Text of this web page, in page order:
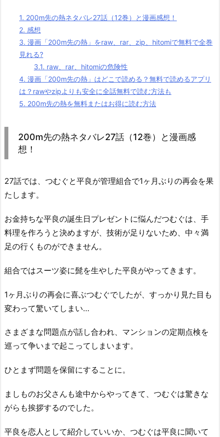
1. 200m先の熱ネタバレ27話（12巻）と漫画感想！
2. 感想
3. 漫画「200m先の熱」をraw、rar、zip、hitomiで無料で全巻
見れる?
3.1. raw、rar、hitomiの危険性
4. 漫画「200m先の熱」はどこで読める？無料で読めるアプリ
は？rawやzipよりも安全に全話無料で読む方法も
5. 200m先の熱を無料またはお得に読む方法
200m先の熱ネタバレ27話（12巻）と漫画感
想！
27話では、つむぐと平良が管理組合で1ヶ月ぶりの再会を果
たします。
お金持ちな平良の誕生日プレゼントに悩んだつむぐは、手
料理を作ろうと決めますが、技術が足りないため、中々満
足の行くものができません。
組合ではスーツ姿に髭を生やした平良がやってきます。
1ヶ月ぶりの再会に喜ぶつむぐでしたが、すっかり見た目も
変わって驚いてしまい…
さまざまな問題点が話し合われ、マンションの定期点検を
巡って争いまで起こってしまいます。
ひとまず問題を保留にすることに。
ましものお父さんも途中からやってきて、つむぐは驚きな
がらも挨拶するのでした。
平良を恋人として紹介していいか、つむぐは平良に聞いて